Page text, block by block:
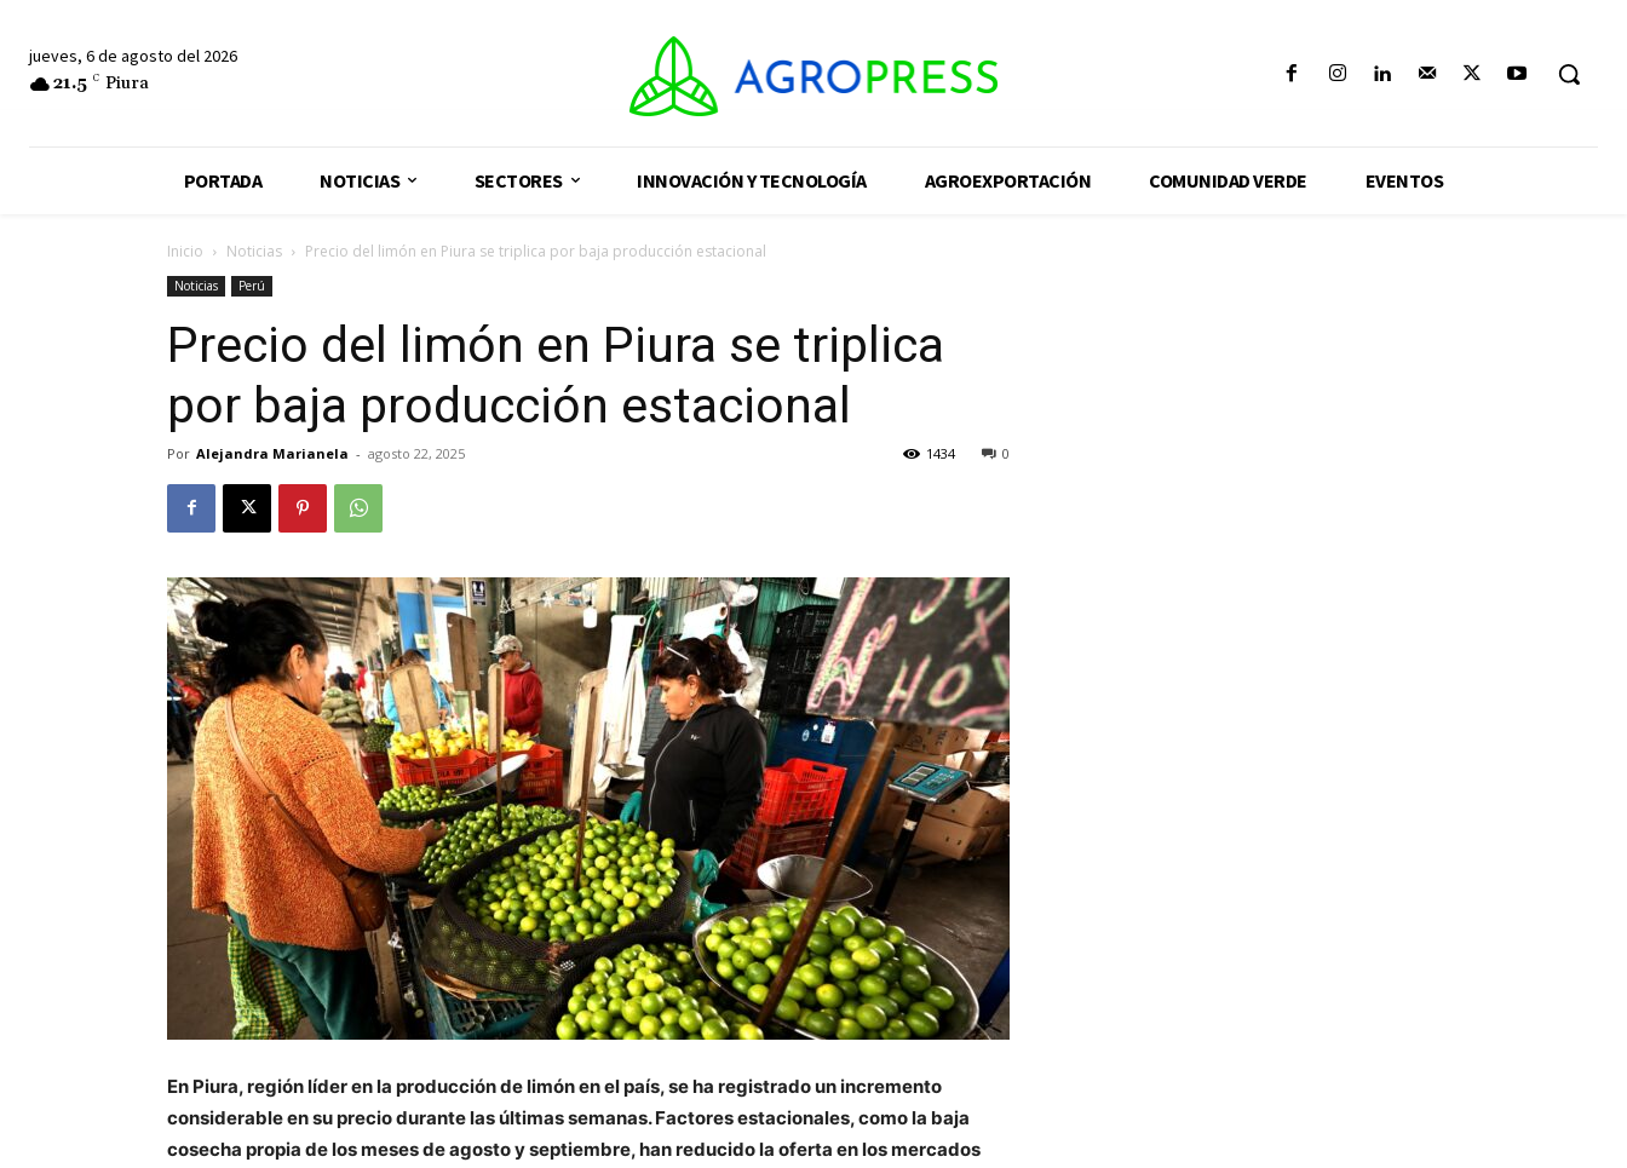
jueves, 6 de agosto del 2026
21.5 C Piura
PORTADA NOTICIAS SECTORES INNOVACIÓN Y TECNOLOGÍA AGROEXPORTACIÓN COMUNIDAD VERDE EVENTOS
Inicio Noticias Precio del limón en Piura se triplica por baja producción estacional
Noticias Perú
Precio del limón en Piura se triplica
por baja producción estacional
Por Alejandra Marianela - agosto 22, 2025 0
1434
En Piura, región líder en la producción de limón en el país, se ha registrado un incremento
considerable en su precio durante las últimas semanas. Factores estacionales, como la baja
cosecha propia de los meses de agosto y septiembre, han reducido la oferta en los mercados